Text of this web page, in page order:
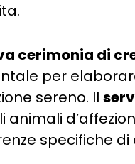
cerimonia di
per
sereno. Il
animali
specifiche di